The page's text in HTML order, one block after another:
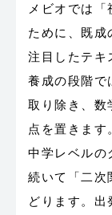
メビオでは
ために、既成
注目したテキ
養成の段階で
取り除き、数
点を置きます
中学レベルの
続いて「二
どります。